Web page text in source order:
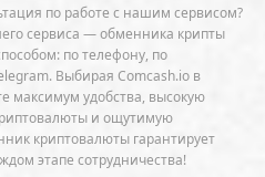
Core
Bitcoin Pizza Day
Bithumb
BlackRock
Block
BNP Paribas
Bullish Bybit
по работе с нашим сервисом?
сервиса — обменника крипты
по телефону, по
Выбирая Comcash.io в
максимум удобства, высокую
и ощутимую
криптовалюты гарантирует
этапе сотрудничества!